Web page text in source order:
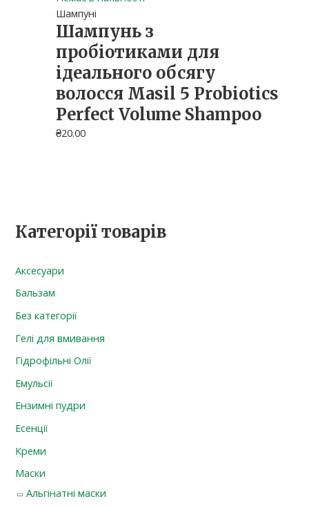
Категорії товарів
Аксесуари
Бальзам
Без категорії
Гелі для вмивання
Гідрофільні Олії
Емульсії
Ензимні пудри
Есенції
Креми
Маски
Альгінатні маски
Шампуні
Шампунь з
пробіотиками для
ідеального обсягу
волосся Masil 5 Probiotics
Perfect Volume Shampoo
₴20.00